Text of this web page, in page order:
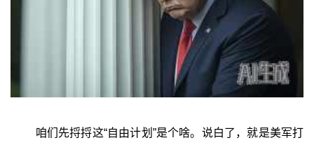
咱们先捋捋这“自由计划”是个啥。说白了，就是美军打